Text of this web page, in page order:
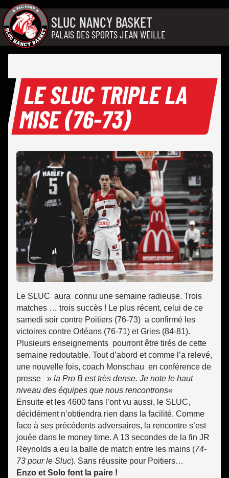
Aller au contenu
SLUC NANCY BASKET
PALAIS DES SPORTS JEAN WEILLE
LE SLUC TRIPLE LA
MISE (76-73)
Le SLUC aura connu une semaine radieuse. Trois
matches … trois succès ! Le plus récent, celui de ce
samedi soir contre Poitiers (76-73) a confirmé les
victoires contre Orléans (76-71) et Gries (84-81).
Plusieurs enseignements pourront être tirés de cette
semaine redoutable. Tout d’abord et comme l’a relevé,
une nouvelle fois, coach Monschau en conférence de
presse » la Pro B est très dense. Je note le haut
niveau des équipes que nous rencontrons«
Ensuite et les 4600 fans l’ont vu aussi, le SLUC,
décidément n’obtiendra rien dans la facilité. Comme
face à ses précédents adversaires, la rencontre s’est
jouée dans le money time. A 13 secondes de la fin JR
Reynolds a eu la balle de match entre les mains (74-
73 pour le Sluc). Sans réussite pour Poitiers…
Enzo et Solo font la paire !